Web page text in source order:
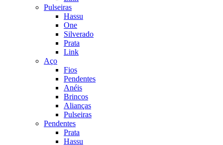
Pulseiras
Hassu
One
Silverado
Prata
Link
Aço
Fios
Pendentes
Anéis
Brincos
Alianças
Pulseiras
Pendentes
Prata
Hassu